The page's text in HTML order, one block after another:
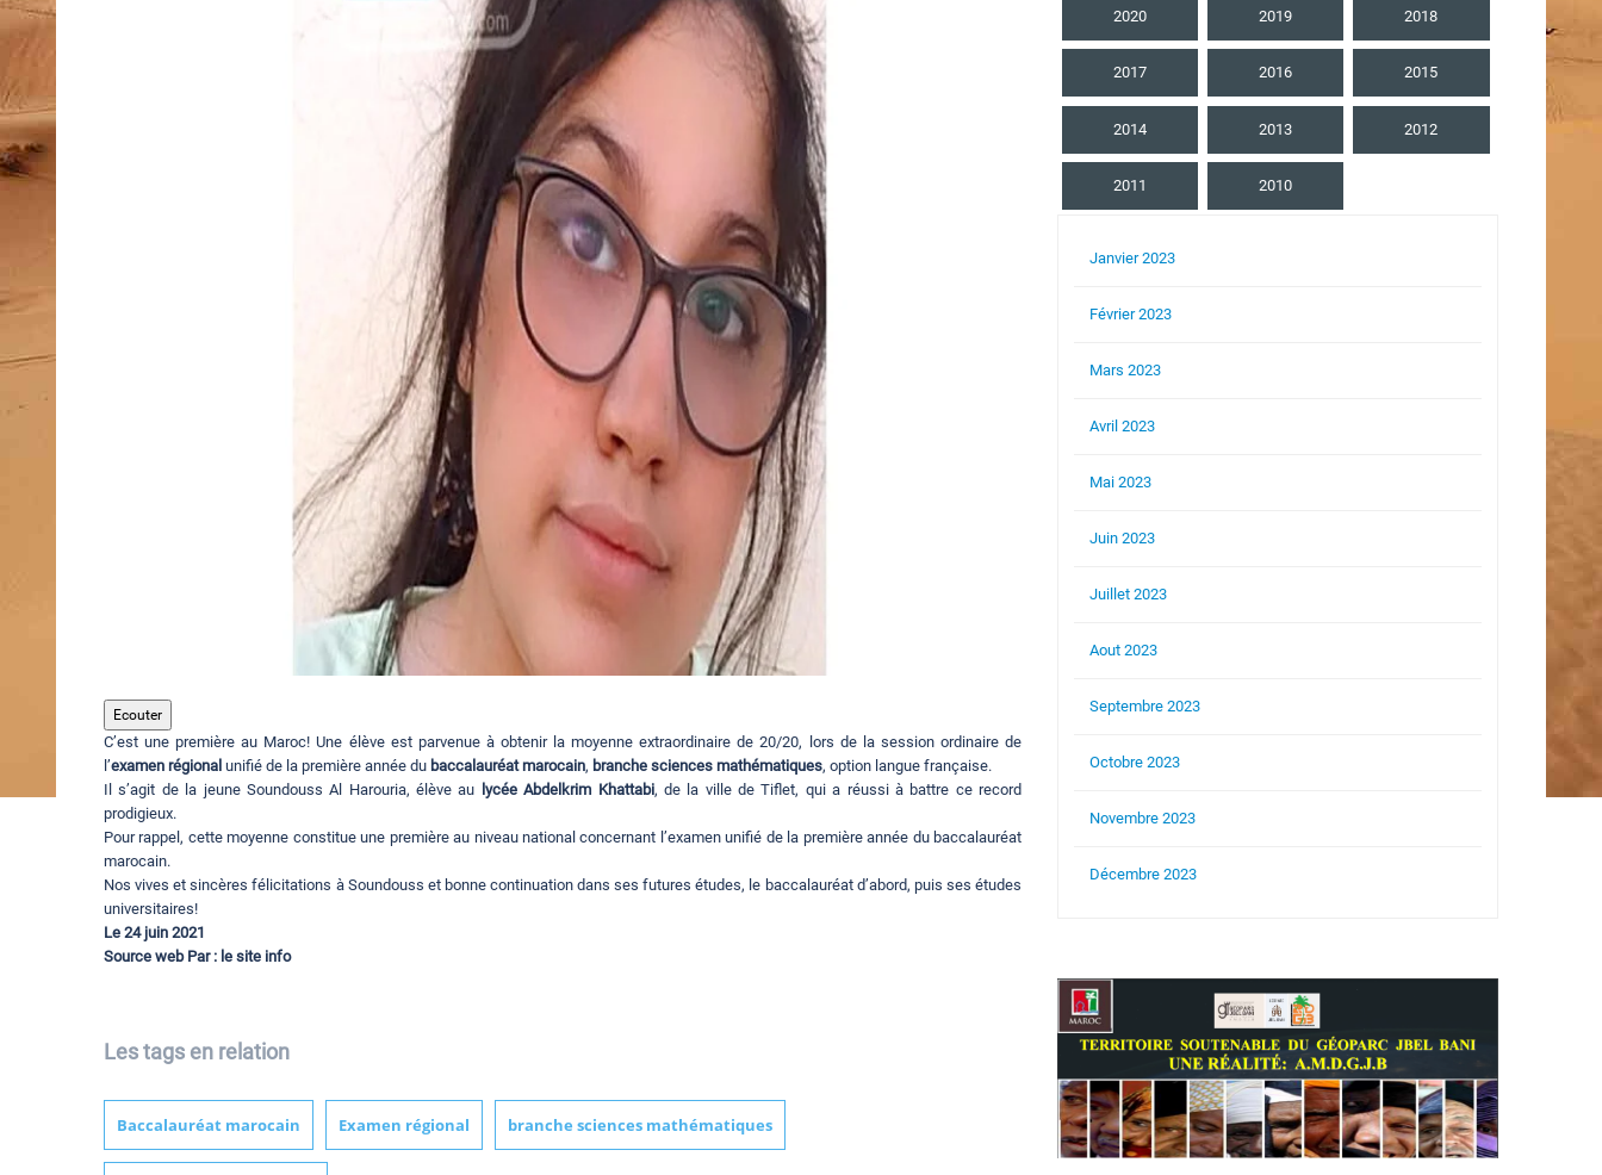
Ecouter
C’est une première au Maroc! Une élève est parvenue à obtenir la moyenne extraordinaire de 20/20, lors de la session ordinaire de
l’examen régional unifié de la première année du baccalauréat marocain, branche sciences mathématiques, option langue française.
Il s’agit de la jeune Soundouss Al Harouria, élève au lycée Abdelkrim Khattabi, de la ville de Tiflet, qui a réussi à battre ce record
prodigieux.
Pour rappel, cette moyenne constitue une première au niveau national concernant l’examen unifié de la première année du baccalauréat
marocain.
Nos vives et sincères félicitations à Soundouss et bonne continuation dans ses futures études, le baccalauréat d’abord, puis ses études
universitaires!
Le 24 juin 2021
Source web Par : le site info
Les tags en relation
Baccalauréat marocain Examen régional branche sciences mathématiques
2020 2019 2018
2017 2016 2015
2014 2013 2012
2011 2010
Janvier 2023
Février 2023
Mars 2023
Avril 2023
Mai 2023
Juin 2023
Juillet 2023
Aout 2023
Septembre 2023
Octobre 2023
Novembre 2023
Décembre 2023